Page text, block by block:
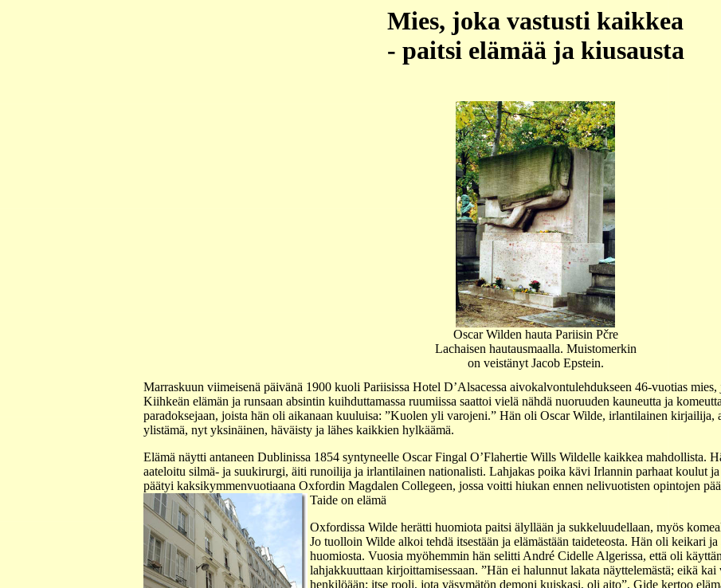
Mies, joka vastusti kaikkea
- paitsi elämää ja kiusausta
Oscar Wilden hauta Pariisin Pčre
Lachaisen hautausmaalla. Muistomerkin
on veistänyt Jacob Epstein.
Marraskuun viimeisenä päivänä 1900 kuoli Pariisissa Hotel D’Alsacessa aivokalvontulehdukseen 46-vuotias
Kiihkeän elämän ja runsaan absintin kuihduttamassa ruumiissa saattoi vielä nähdä nuoruuden kauneutta ja
paradoksejaan, joista hän oli aikanaan kuuluisa: ”Kuolen yli varojeni.” Hän oli Oscar Wilde, irlantilainen kirjailija,
ylistämä, nyt yksinäinen, häväisty ja lähes kaikkien hylkäämä.
Elämä näytti antaneen Dublinissa 1854 syntyneelle Oscar Fingal O’Flahertie Wills Wildelle kaikkea mahdollista.
aateloitu silmä- ja suukirurgi, äiti runoilija ja irlantilainen nationalisti. Lahjakas poika kävi Irlannin parhaat koulut
päätyi kaksikymmenvuotiaana Oxfordin Magdalen Collegeen, jossa voitti hiukan ennen nelivuotisten opintojen
Taide on elämä
Oxfordissa Wilde herätti huomiota paitsi älyllään ja sukkeluudellaan, myös
Jo tuolloin Wilde alkoi tehdä itsestään ja elämästään taideteosta. Hän oli keikari
huomiosta. Vuosia myöhemmin hän selitti André Cidelle Algerissa, että oli
lahjakkuuttaan kirjoittamisessaan. ”Hän ei halunnut lakata näyttelemästä; eikä
henkilöään; itse rooli, jota väsymätön demoni kuiskasi, oli aito”, Gide kertoo